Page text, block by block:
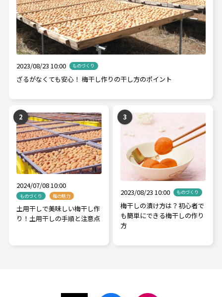
2023/08/23 10:00 ものづくり
ざるがなくても安心！ 梅干し作りの干し方のポイント
2024/07/08 10:00
ものづくり 梅の魅力
土用干しで美味しい梅干し作
り！土用干しの手順と注意点
2023/08/23 10:00 ものづくり
梅干しの漬け方は？初心者で
も簡単にできる梅干しの作り
方